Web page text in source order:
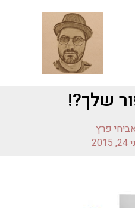
שלך?!
פרץ